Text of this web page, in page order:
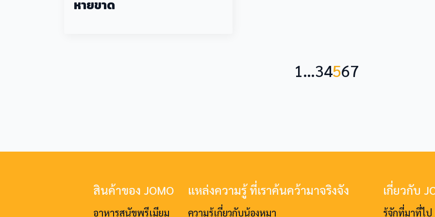
หายขาด
1…34567
สินค้าของ JOMO
อาหารสุนัขพรีเมียม
แหล่งความรู้ ที่เราค้นคว้ามาจริงจัง
ความรู้เกี่ยวกับน้องหมา
เกี่ยวกับ
รู้จักที่มาที่ไป